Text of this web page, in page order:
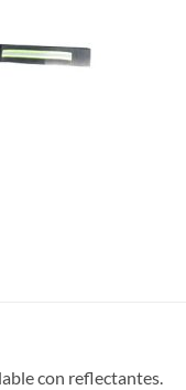
con reflectantes.